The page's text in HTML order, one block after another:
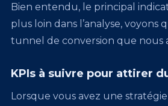
Bien entendu, le principal
plus loin dans l’analyse, voyons
tunnel de conversion que nous
KPIs à suivre pour attirer
Lorsque vous avez une